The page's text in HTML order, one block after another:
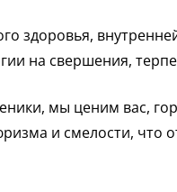
здоровья,
на свершения,
мы ценим вас,
и смелости, что